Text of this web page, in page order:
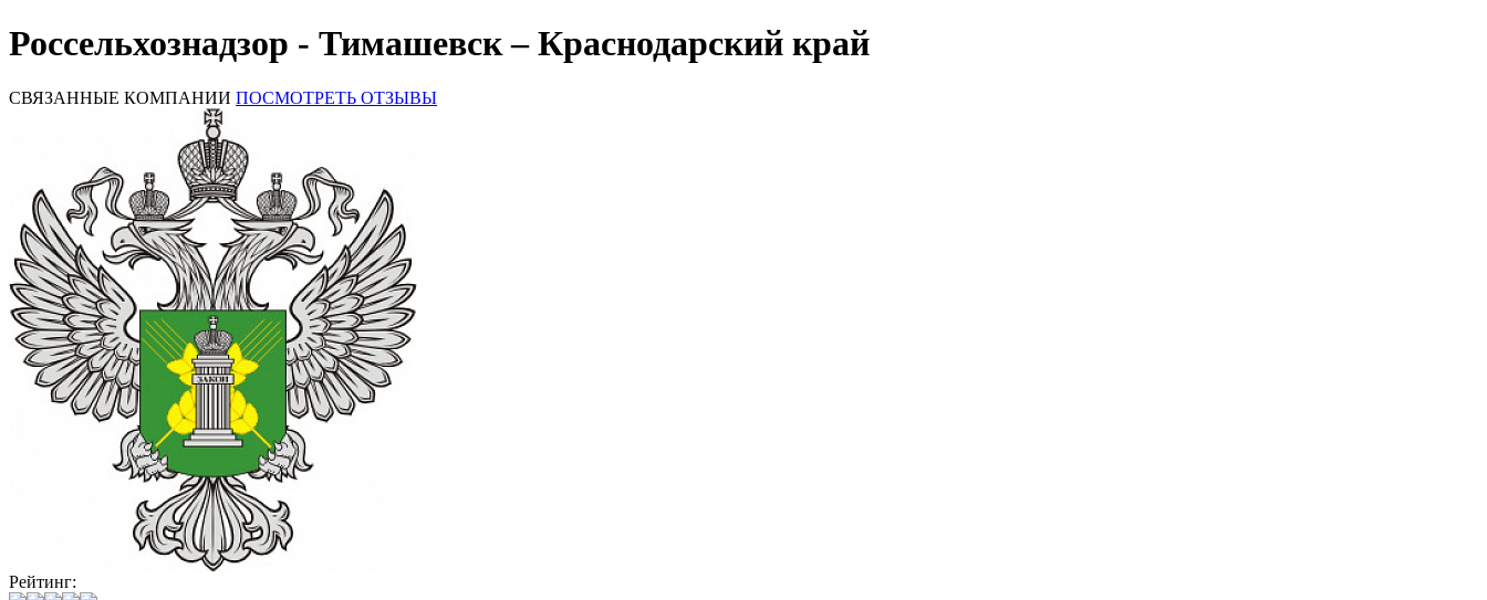
Россельхознадзор - Тимашевск – Краснодарский край
СВЯЗАННЫЕ КОМПАНИИ ПОСМОТРЕТЬ ОТЗЫВЫ
Рейтинг: